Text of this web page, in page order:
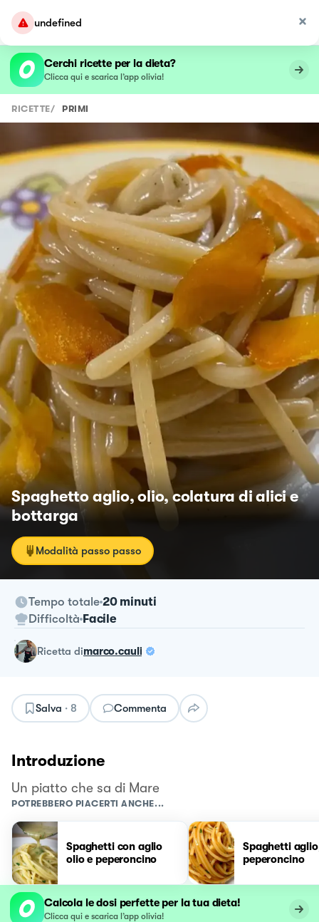
undefined
Cerchi ricette per la dieta?
Clicca qui e scarica l’app olivia!
RICETTE/ PRIMI
Spaghetto aglio, olio, colatura di alici e
bottarga
Modalità passo passo
Tempo totale 20 minuti
Difficoltà Facile
ricetta dimarco.cauli
Salva · 8 Commenta
Introduzione
Un piatto che sa di Mare
POTREBBERO PIACERTI ANCHE...
Spaghetti con aglio
olio e peperoncino
Spaghetti
peperoncino
Calcola le dosi perfette per la tua dieta!
Clicca qui e scarica l’app olivia!